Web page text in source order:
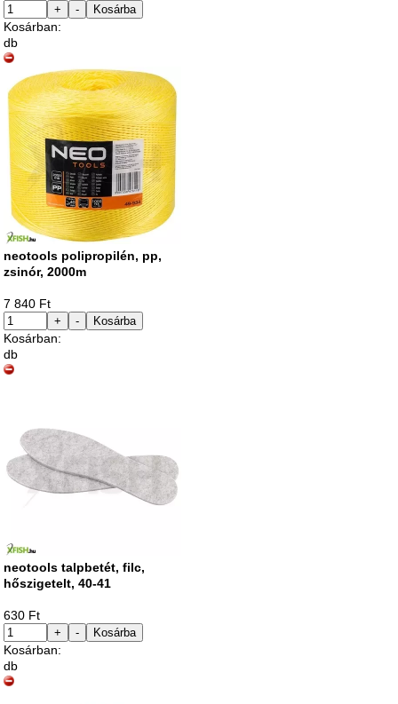
+ - Kosárba
Kosárban:
db
neotools polipropilén, pp,
zsinór, 2000m
7 840 Ft
+ - Kosárba
Kosárban:
db
neotools talpbetét, filc,
hőszigetelt, 40-41
630 Ft
+ - Kosárba
Kosárban:
db